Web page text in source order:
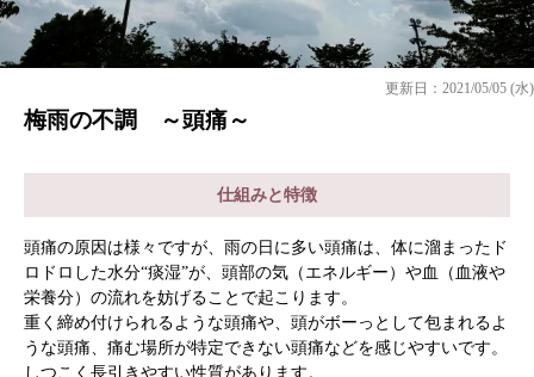
更新日：2021/05/05 (水)
梅雨の不調 ～頭痛～
仕組みと特徴
頭痛の原因は様々ですが、雨の日に多い頭痛は、体に溜まったド
ロドロした水分“痰湿”が、頭部の気（エネルギー）や血（血液や
栄養分）の流れを妨げることで起こります。
重く締め付けられるような頭痛や、頭がボーっとして包まれるよ
うな頭痛、痛む場所が特定できない頭痛などを感じやすいです。
しつこく長引きやすい性質があります。